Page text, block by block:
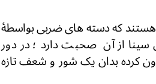
که دسته های ضربی بواسطۀ
سینا از آن صحبت دارد ؛ در دور
کرده بدان یک شور و شعف تازه